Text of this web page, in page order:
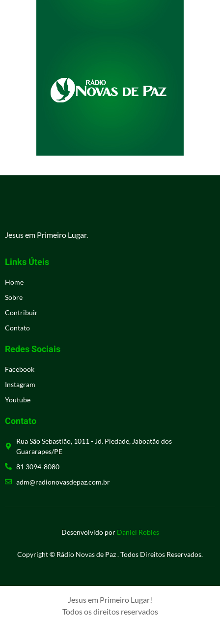
Jesus em Primeiro Lugar.
Links Úteis
Home
Sobre
Contribuir
Contato
Redes Sociais
Facebook
Instagram
Youtube
Contato
Rua São Sebastião, 1011 - Jd. Piedade, Jaboatão dos
Guararapes/PE
81 3094-8080
adm@radionovasdepaz.com.br
Desenvolvido por Daniel Robles
Copyright © Rádio Novas de Paz . Todos Direitos Reservados.
Jesus em Primeiro Lugar!
Todos os direitos reservados